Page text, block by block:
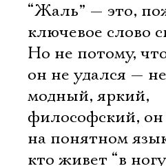
“Жаль” — это,
ключевое слово
Но не потому,
он не удался —
модный, яркий,
философский, он
на понятном
кто живет “в ногу